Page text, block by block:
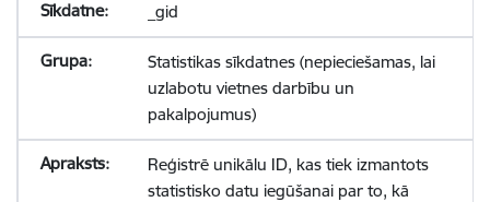
_gid
Statistikas sīkdatnes (nepieciešamas, lai
uzlabotu vietnes darbību un
pakalpojumus)
Reģistrē unikālu ID, kas tiek izmantots
statistisko datu iegūšanai par to, kā